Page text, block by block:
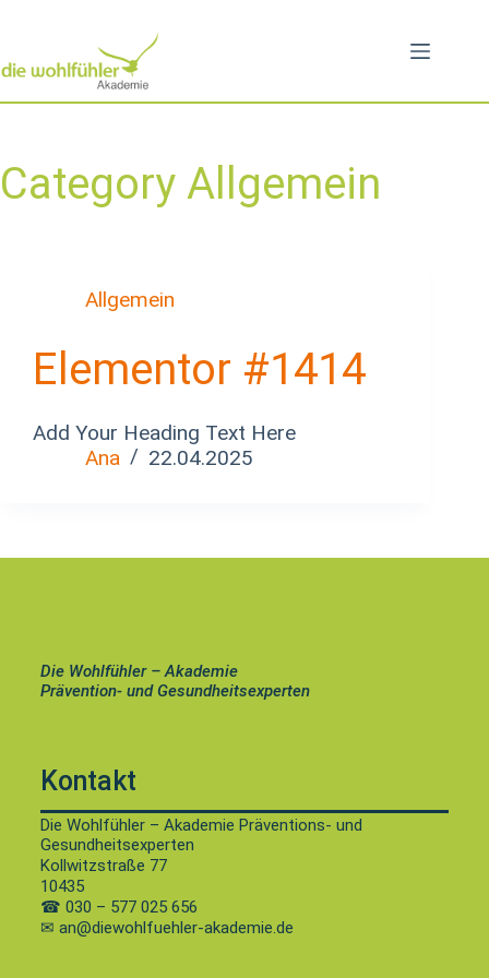
Category Allgemein
Allgemein
Elementor #1414
Add Your Heading Text Here
Ana
22.04.2025
Die Wohlfühler – Akademie
Prävention- und Gesundheitsexperten
Kontakt
Die Wohlfühler – Akademie Präventions- und
Gesundheitsexperten
Kollwitzstraße 77
10435
☎ 030 – 577 025 656
✉ an@diewohlfuehler-akademie.de